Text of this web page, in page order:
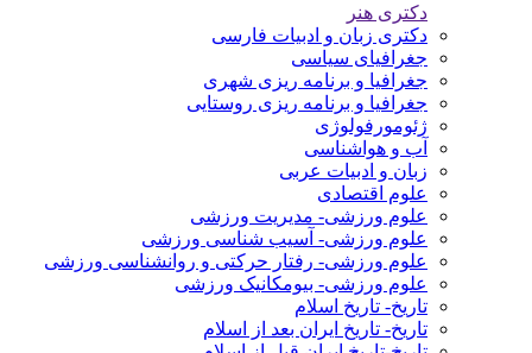
دکتری هنر
دکتری زبان و ادبیات فارسی
جغرافیای سیاسی
جغرافیا و برنامه ریزی شهری
جغرافیا و برنامه ریزی روستایی
ژئومورفولوژی
آب و هواشناسی
زبان و ادبیات عربی
علوم اقتصادی
علوم ورزشی- مدیریت ورزشی
علوم ورزشی- آسیب شناسی ورزشی
علوم ورزشی- رفتار حرکتی و روانشناسی ورزشی
علوم ورزشی- بیومکانیک ورزشی
تاریخ- تاریخ اسلام
تاریخ- تاریخ ایران بعد از اسلام